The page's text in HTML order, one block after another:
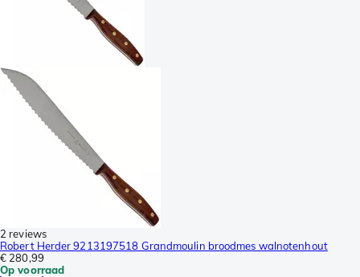
2 reviews
Robert Herder 9213197518 Grandmoulin broodmes walnotenhout
€ 280,99
Op voorraad